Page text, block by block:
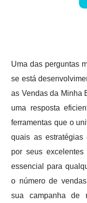
Uma das perguntas
se está
as Vendas da Minha
uma resposta
ferramentas que o
quais as estratégias
por seus
essencial para
o número de
sua campanha de